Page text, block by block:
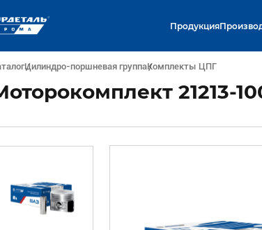
Продукция
Цилиндро-поршневая группаКомплекты ЦПГ
21213-